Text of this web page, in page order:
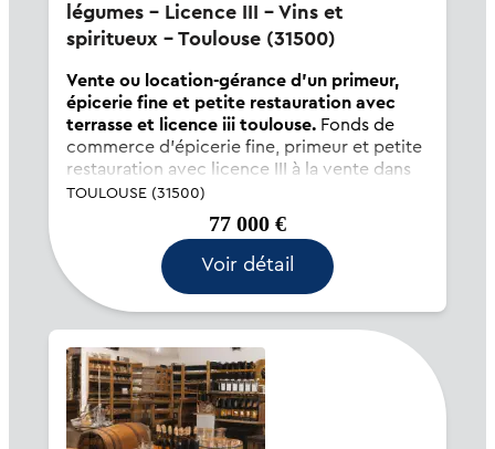
légumes - Licence III - Vins et
spiritueux - Toulouse (31500)
Vente ou location-gérance d'un primeur,
épicerie fine et petite restauration avec
terrasse et licence iii toulouse.Fonds de
commerce d'épicerie fine, primeur et petite
restauration avec licence III à la vente dans
un quartier toulousain résidentiel favorisé.
Bel emplacement, deux terrasses pour
restauration sur place, cuisine semi-ouverte
avec extraction en façad...
TOULOUSE (31500)
77 000 €
Voir détail